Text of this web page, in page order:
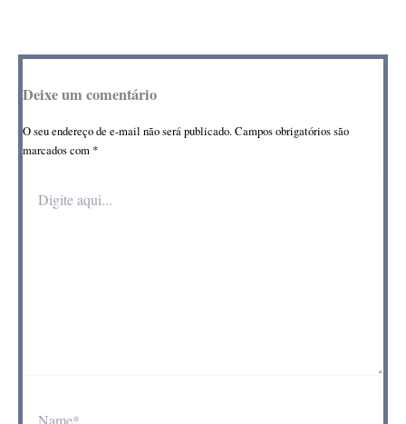
Deixe um comentário
O seu endereço de e-mail não será publicado.Campos obrigatórios são
marcados com *
aqui...